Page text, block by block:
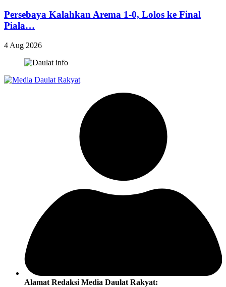
Persebaya Kalahkan Arema 1-0, Lolos ke Final
Piala…
4 Aug 2026
Alamat Redaksi Media Daulat Rakyat: